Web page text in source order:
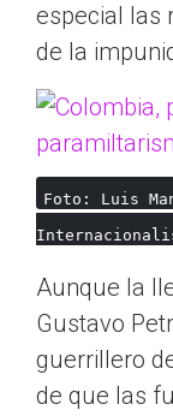
especial las
de la
Foto: Luis
Aunque la
Gustavo
guerrillero
de que las